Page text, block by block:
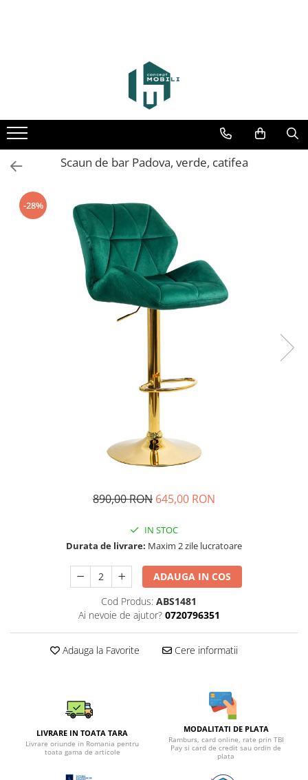
Scaun de bar Padova, verde, catifea
-28%
890,00 RON 645,00 RON
IN STOC
Durata de livrare: Maxim 2 zile lucratoare
ADAUGA IN COS
Cod Produs: ABS1481
Ai nevoie de ajutor? 0720796351
Adauga la Favorite Cere informatii
LIVRARE IN TOATA TARA
Livrare oriunde in Romania pentru
toata gama de articole
MODALITATI DE PLATA
Ramburs, card online, rate prin TBI
Pay si card de credit sau ordin de
plata